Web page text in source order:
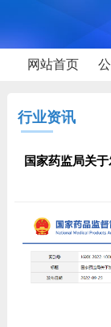
网站首页
行业资讯
国家药监局关